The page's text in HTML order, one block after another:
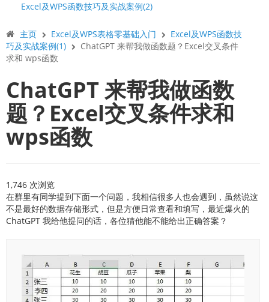
Excel及WPS函数技巧及实战案例(2)
主页 Excel及WPS表格零基础入门
Excel及WPS函数技
巧及实战案例(1)
ChatGPT 来帮我做函数题？Excel交叉条件
求和 wps函数
ChatGPT 来帮我做函数
题？Excel交叉条件求和
wps函数
1,746 次浏览
在群里有同学提到下面一个问题，我相信很多人也会遇到，虽然说这
不是最好的数据存储形式，但是方便日常查看和填写，最近爆火的
ChatGPT 我给他提问的话，各位猜他能不能给出正确答案？